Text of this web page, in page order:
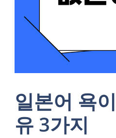
일본어 욕
유 3가지